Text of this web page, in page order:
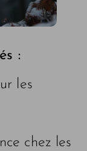
:
les
chez les